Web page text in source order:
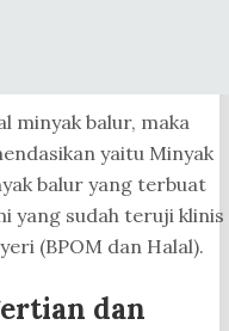
minyak balur, maka
yaitu Minyak
balur yang terbuat
yang sudah teruji klinis
(BPOM dan Halal).
dan